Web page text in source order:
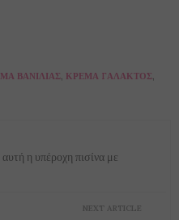
ΒΑΝΊΛΙΑΣ, ΚΡΈΜΑ ΓΆΛΑΚΤΟΣ,
η υπέροχη πισίνα με
NEXT ARTICLE